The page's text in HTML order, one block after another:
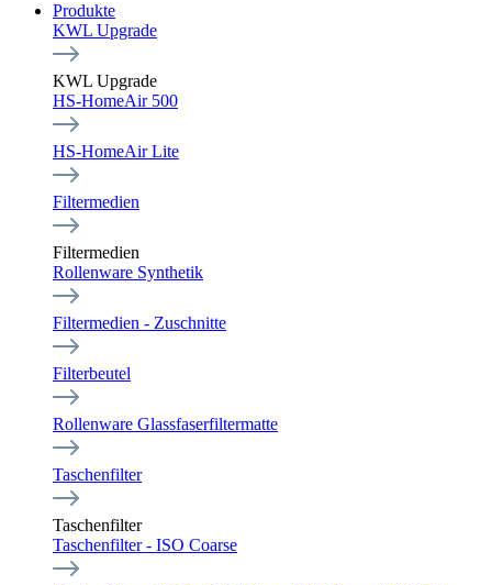
Produkte
KWL Upgrade
KWL Upgrade
HS-HomeAir 500
HS-HomeAir Lite
Filtermedien
Filtermedien
Rollenware Synthetik
Filtermedien - Zuschnitte
Filterbeutel
Rollenware Glassfaserfiltermatte
Taschenfilter
Taschenfilter
Taschenfilter - ISO Coarse